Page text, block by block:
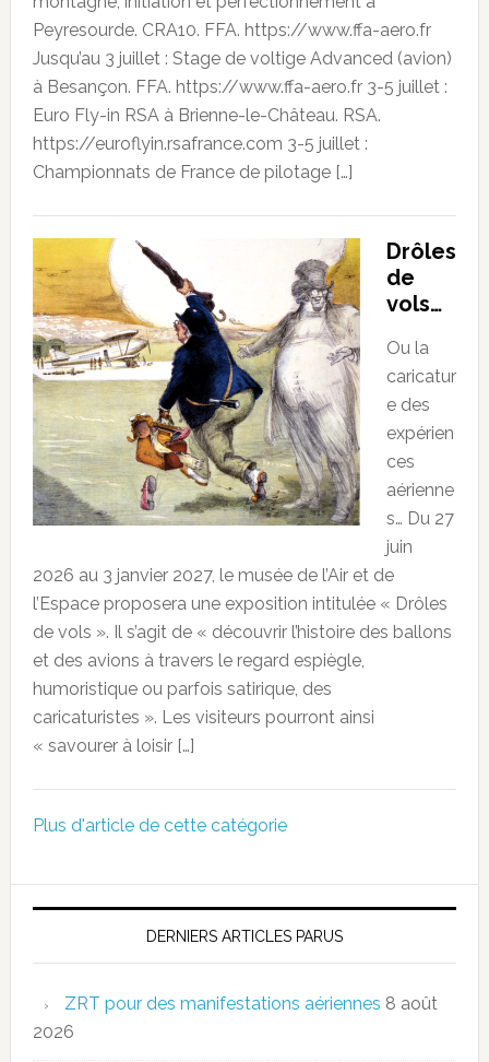
Peyresourde. CRA10. FFA. https://www.ffa-aero.fr
Jusqu’au 3 juillet : Stage de voltige Advanced (avion)
à Besançon. FFA. https://www.ffa-aero.fr 3-5 juillet :
Euro Fly-in RSA à Brienne-le-Château. RSA.
https://euroflyin.rsafrance.com 3-5 juillet :
Championnats de France de pilotage […]
Drôles
de
vols…
Ou la
caricatur
e des
expérien
ces
aérienne
s… Du 27
juin
2026 au 3 janvier 2027, le musée de l’Air et de
l’Espace proposera une exposition intitulée « Drôles
de vols ». Il s’agit de « découvrir l’histoire des ballons
et des avions à travers le regard espiègle,
humoristique ou parfois satirique, des
caricaturistes ». Les visiteurs pourront ainsi
« savourer à loisir […]
Plus d'article de cette catégorie
DERNIERS ARTICLES PARUS
ZRT pour des manifestations aériennes 8 août
2026